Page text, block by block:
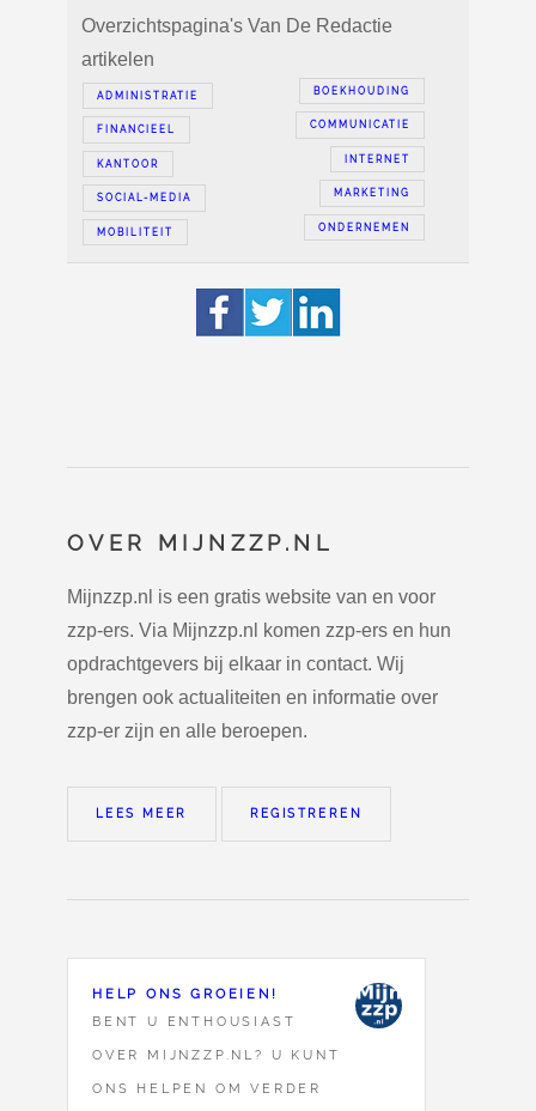
Overzichtspagina's Van De Redactie
artikelen
BOEKHOUDING
ADMINISTRATIE
COMMUNICATIE
FINANCIEEL
INTERNET
KANTOOR
MARKETING
SOCIAL-MEDIA
ONDERNEMEN
MOBILITEIT
OVER MIJNZZP.NL
Mijnzzp.nl is een gratis website van en voor
zzp-ers. Via Mijnzzp.nl komen zzp-ers en hun
opdrachtgevers bij elkaar in contact. Wij
brengen ook actualiteiten en informatie over
zzp-er zijn en alle beroepen.
LEES MEER REGISTREREN
HELP ONS GROEIEN!
BENT U ENTHOUSIAST
OVER MIJNZZP.NL? U KUNT
ONS HELPEN OM VERDER